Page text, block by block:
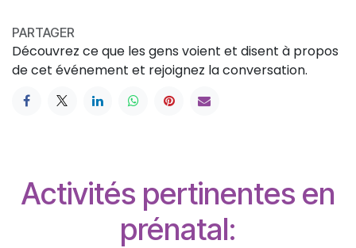
PARTAGER
Découvrez ce que les gens voient et disent à propos
de cet événement et rejoignez la conversation.
Activités pertinentes en
prénatal: